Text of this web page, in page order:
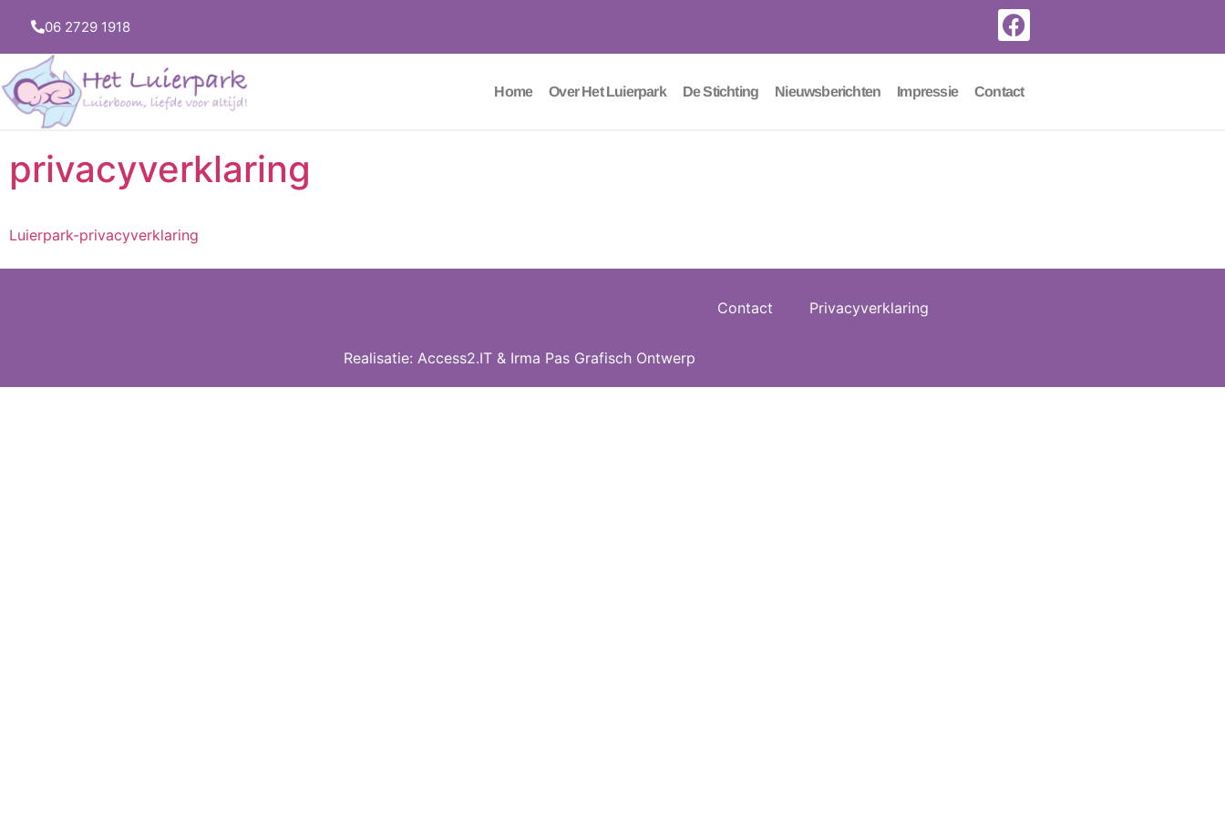
06 2729 1918
Home Over Het Luierpark De Stichting Nieuwsberichten Impressie Contact
privacyverklaring
Luierpark-privacyverklaring
Contact Privacyverklaring
Realisatie: Access2.IT & Irma Pas Grafisch Ontwerp